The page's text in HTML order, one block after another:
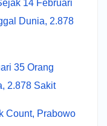
14 Februari
Dunia, 2.878
35 Orang
2.878 Sakit
Count, Prabowo